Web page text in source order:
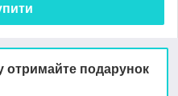
отримайте подарунок